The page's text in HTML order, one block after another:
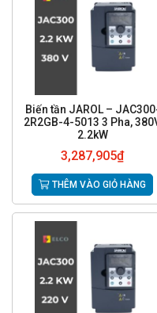
Biến tần JAROL –
2R2GB-4-5013 3 Pha,
2.2kW
3,287,905₫
THÊM VÀO GIỎ HÀNG